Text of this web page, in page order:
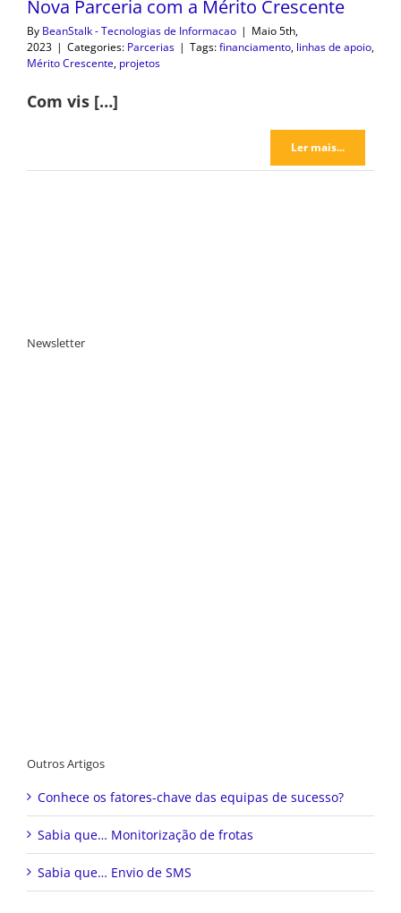
Nova Parceria com a Mérito Crescente
By BeanStalk - Tecnologias de Informacao | Maio 5th,
2023 | Categories: Parcerias | Tags:financiamento, linhas de apoio,
Mérito Crescente, projetos
Com vis […]
Ler mais...
Newsletter
Outros Artigos
Conhece os fatores-chave das equipas de sucesso?
Sabia que… Monitorização de frotas
Sabia que… Envio de SMS